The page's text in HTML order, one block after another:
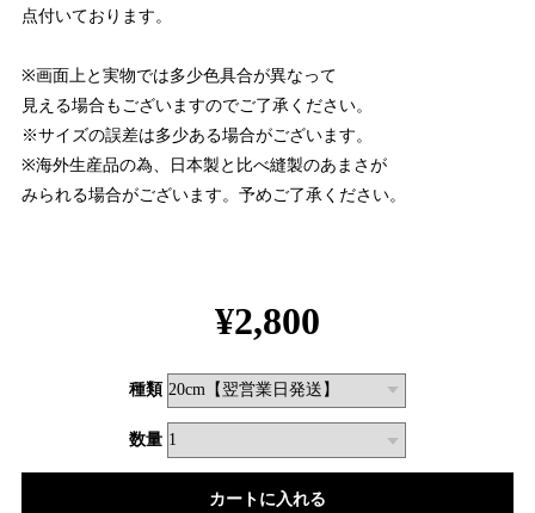
点付いております。
※画面上と実物では多少色具合が異なって
見える場合もございますのでご了承ください。
※サイズの誤差は多少ある場合がございます。
※海外生産品の為、日本製と比べ縫製のあまさが
みられる場合がございます。予めご了承ください。
¥2,800
種類
数量